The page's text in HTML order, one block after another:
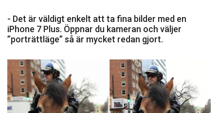
- Det är väldigt enkelt att ta fina bilder med en
iPhone 7 Plus. Öppnar du kameran och väljer
”porträttläge” så är mycket redan gjort.